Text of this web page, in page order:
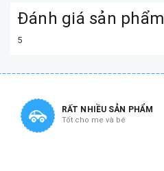
Đánh giá sản phẩm
5
RẤT NHIỀU SẢN PHẨM
Tốt cho mẹ và bé